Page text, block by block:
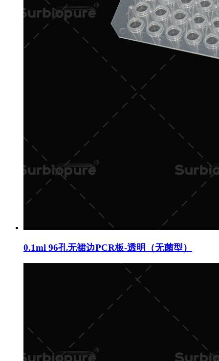
0.1ml 96孔无裙边PCR板-透明（无菌型）